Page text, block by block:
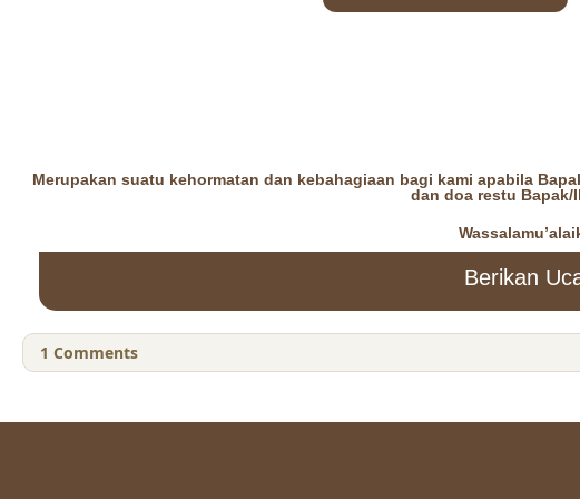
Merupakan suatu kehormatan dan kebahagiaan bagi kami apabila
dan doa restu Bapak/
Berikan
1 Comments